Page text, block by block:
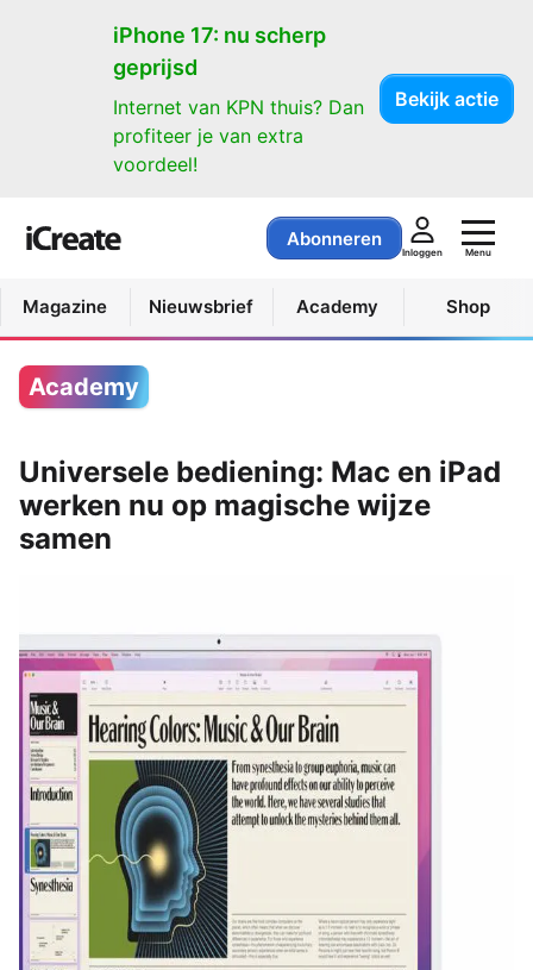
iPhone 17: nu scherp
geprijsd
Internet van KPN thuis? Dan
profiteer je van extra
voordeel!
Bekijk actie
Abonneren
Inloggen Menu
Magazine Nieuwsbrief Academy Shop
Academy
Universele bediening: Mac en iPad
werken nu op magische wijze
samen